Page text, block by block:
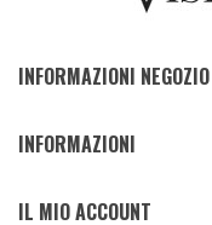
INFORMAZIONI NEGOZIO
INFORMAZIONI
IL MIO ACCOUNT